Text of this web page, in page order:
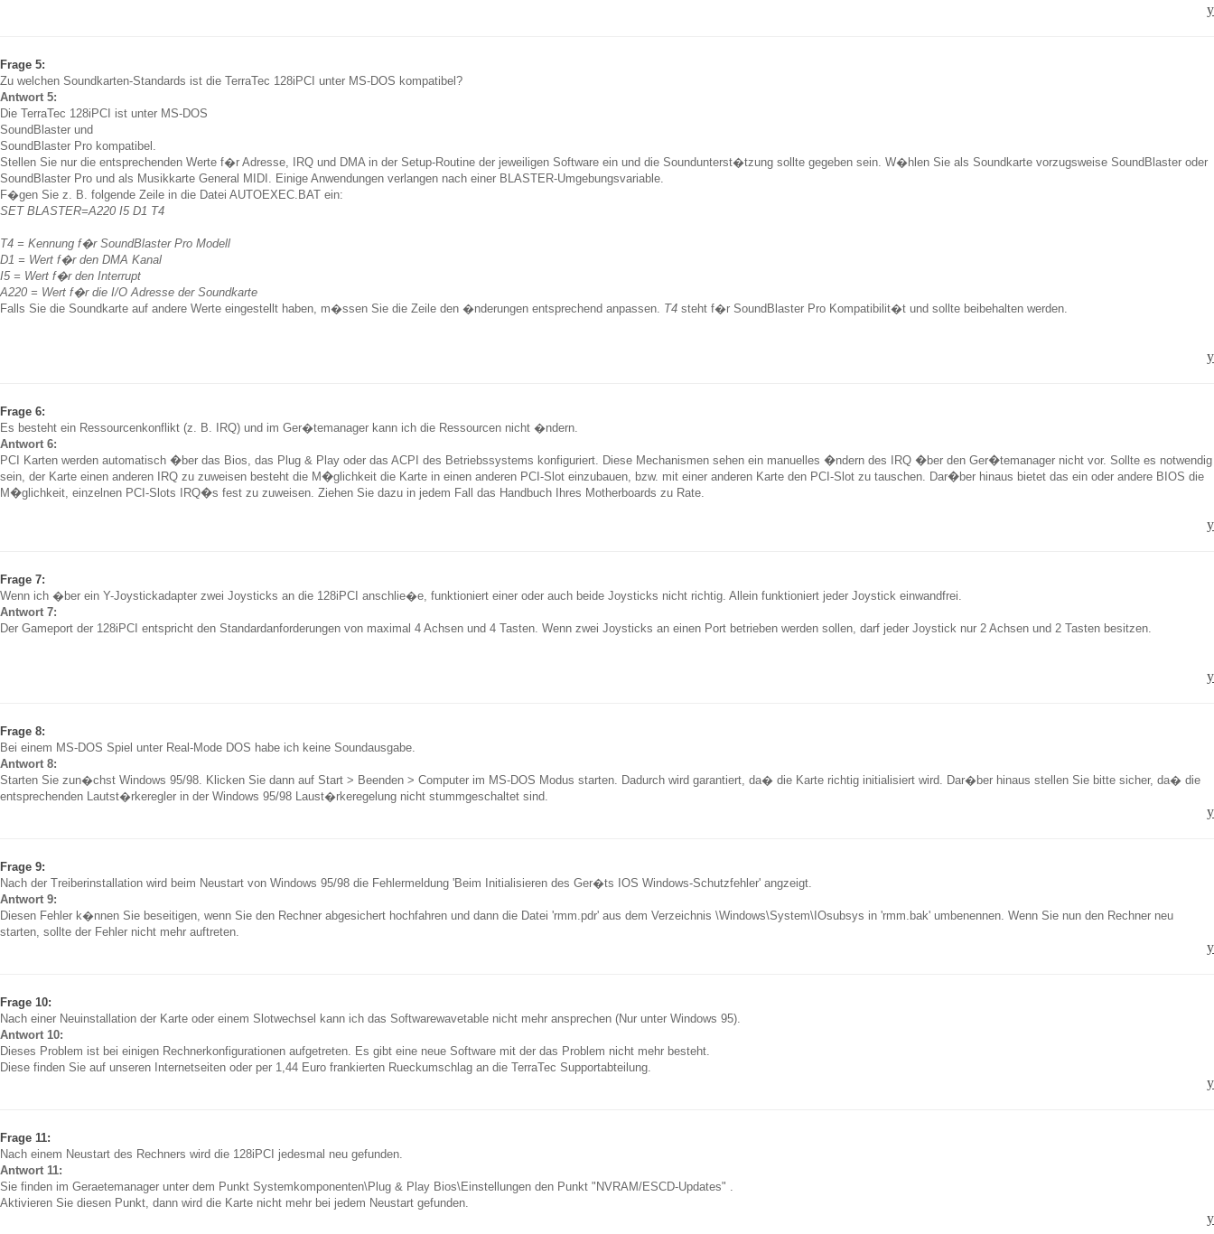
y
Frage 5:
Zu welchen Soundkarten-Standards ist die TerraTec 128iPCI unter MS-DOS kompatibel?
Antwort 5:
Die TerraTec 128iPCI ist unter MS-DOS
SoundBlaster und
SoundBlaster Pro kompatibel.
Stellen Sie nur die entsprechenden Werte f�r Adresse, IRQ und DMA in der Setup-Routine der jeweiligen Software ein und die Soundunterst�tzung sollte gegeben sein. W�hlen Sie als Soundkarte vorzugsweise SoundBlaster oder
SoundBlaster Pro und als Musikkarte General MIDI. Einige Anwendungen verlangen nach einer BLASTER-Umgebungsvariable.
F�gen Sie z. B. folgende Zeile in die Datei AUTOEXEC.BAT ein:
SET BLASTER=A220 I5 D1 T4
T4 = Kennung f�r SoundBlaster Pro Modell
D1 = Wert f�r den DMA Kanal
I5 = Wert f�r den Interrupt
A220 = Wert f�r die I/O Adresse der Soundkarte
Falls Sie die Soundkarte auf andere Werte eingestellt haben, m�ssen Sie die Zeile den �nderungen entsprechend anpassen. T4 steht f�r SoundBlaster Pro Kompatibilit�t und sollte beibehalten werden.
y
Frage 6:
Es besteht ein Ressourcenkonflikt (z. B. IRQ) und im Ger�temanager kann ich die Ressourcen nicht �ndern.
Antwort 6:
PCI Karten werden automatisch �ber das Bios, das Plug & Play oder das ACPI des Betriebssystems konfiguriert. Diese Mechanismen sehen ein manuelles �ndern des IRQ �ber den Ger�temanager nicht vor. Sollte es notwendig
sein, der Karte einen anderen IRQ zu zuweisen besteht die M�glichkeit die Karte in einen anderen PCI-Slot einzubauen, bzw. mit einer anderen Karte den PCI-Slot zu tauschen. Dar�ber hinaus bietet das ein oder andere BIOS die
M�glichkeit, einzelnen PCI-Slots IRQ�s fest zu zuweisen. Ziehen Sie dazu in jedem Fall das Handbuch Ihres Motherboards zu Rate.
y
Frage 7:
Wenn ich �ber ein Y-Joystickadapter zwei Joysticks an die 128iPCI anschlie�e, funktioniert einer oder auch beide Joysticks nicht richtig. Allein funktioniert jeder Joystick einwandfrei.
Antwort 7:
Der Gameport der 128iPCI entspricht den Standardanforderungen von maximal 4 Achsen und 4 Tasten. Wenn zwei Joysticks an einen Port betrieben werden sollen, darf jeder Joystick nur 2 Achsen und 2 Tasten besitzen.
y
Frage 8:
Bei einem MS-DOS Spiel unter Real-Mode DOS habe ich keine Soundausgabe.
Antwort 8:
Starten Sie zun�chst Windows 95/98. Klicken Sie dann auf Start > Beenden > Computer im MS-DOS Modus starten. Dadurch wird garantiert, da� die Karte richtig initialisiert wird. Dar�ber hinaus stellen Sie bitte sicher, da� die
entsprechenden Lautst�rkeregler in der Windows 95/98 Laust�rkeregelung nicht stummgeschaltet sind.
y
Frage 9:
Nach der Treiberinstallation wird beim Neustart von Windows 95/98 die Fehlermeldung 'Beim Initialisieren des Ger�ts IOS Windows-Schutzfehler' angzeigt.
Antwort 9:
Diesen Fehler k�nnen Sie beseitigen, wenn Sie den Rechner abgesichert hochfahren und dann die Datei 'rmm.pdr' aus dem Verzeichnis \Windows\System\IOsubsys in 'rmm.bak' umbenennen. Wenn Sie nun den Rechner neu
starten, sollte der Fehler nicht mehr auftreten.
y
Frage 10:
Nach einer Neuinstallation der Karte oder einem Slotwechsel kann ich das Softwarewavetable nicht mehr ansprechen (Nur unter Windows 95).
Antwort 10:
Dieses Problem ist bei einigen Rechnerkonfigurationen aufgetreten. Es gibt eine neue Software mit der das Problem nicht mehr besteht.
Diese finden Sie auf unseren Internetseiten oder per 1,44 Euro frankierten Rueckumschlag an die TerraTec Supportabteilung.
y
Frage 11:
Nach einem Neustart des Rechners wird die 128iPCI jedesmal neu gefunden.
Antwort 11:
Sie finden im Geraetemanager unter dem Punkt Systemkomponenten\Plug & Play Bios\Einstellungen den Punkt "NVRAM/ESCD-Updates" .
Aktivieren Sie diesen Punkt, dann wird die Karte nicht mehr bei jedem Neustart gefunden.
y